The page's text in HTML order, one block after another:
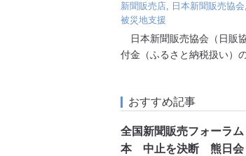
新聞販売店, 日本新聞販売協会,
被災地支援
日本新聞販売協会（日販
付金（ふるさと納税扱い）
おすすめ記事
全国新聞販売フォーラ
本 中止を決断 熊日会